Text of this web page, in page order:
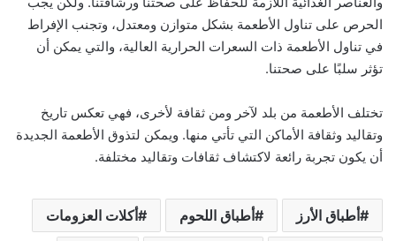
الحرص على تناول الأطعمة بشكل متوازن ومعتدل، وتجنب الإفراط
في تناول الأطعمة ذات السعرات الحرارية العالية، والتي يمكن أن
تؤثر سلبًا على صحتنا.
تختلف الأطعمة من بلد لآخر ومن ثقافة لأخرى، فهي تعكس تاريخ
وتقاليد وثقافة الأماكن التي تأتي منها. ويمكن لتذوق الأطعمة الجديدة
أن يكون تجربة رائعة لاكتشاف ثقافات وتقاليد مختلفة.
أطباق الأرز أطباق اللحوم أكلات العزومات